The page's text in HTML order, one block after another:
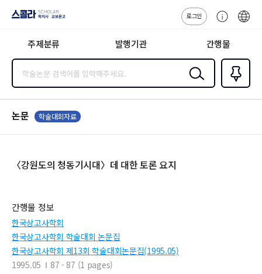
지사·교보문고
로그인
센
주제분류 발행기관 간행물
검색
즐겨찾
기0
논문 학술대회자료
〈강원도의 청동기시대〉데 대한 토론 요지
간행물 정보
한국상고사학회
한국상고사학회 학술대회 논문집
한국상고사학회 제13회 학술대회논문집(1995.05)
1995.05
87 - 87 (1 pages)